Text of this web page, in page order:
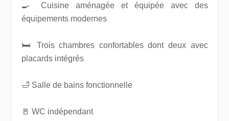
🍳 Cuisine aménagée et équipée avec des
équipements modernes
🛏️ Trois chambres confortables dont deux avec
placards intégrés
🛁 Salle de bains fonctionnelle
🚪 WC indépendant